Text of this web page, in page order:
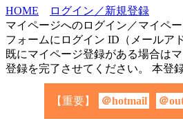
HOME
ログイン／新規登録
マイページへのログイン／マイペ
フォームにログイン ID（メールア
既にマイページ登録がある場合は
登録を完了させてください。 本登
【重要】 ＠hotmail ＠